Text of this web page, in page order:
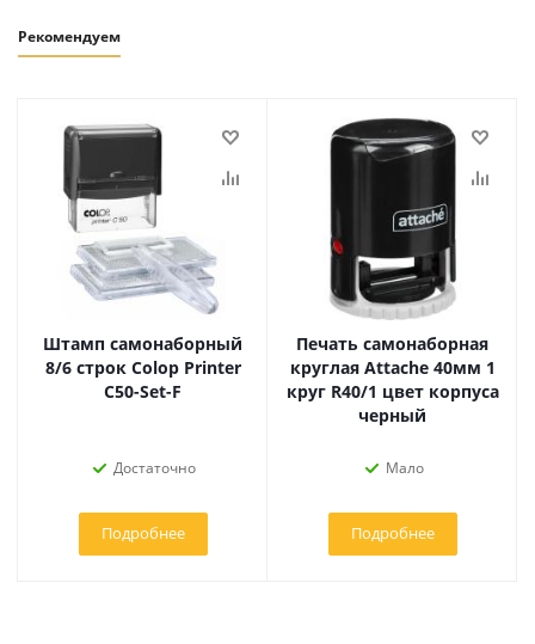
Рекомендуем
Штамп самонаборный
8/6 строк Colop Printer
C50-Set-F
Достаточно
Подробнее
Печать самонаборная
круглая Attache 40мм 1
круг R40/1 цвет корпуса
черный
Мало
Подробнее